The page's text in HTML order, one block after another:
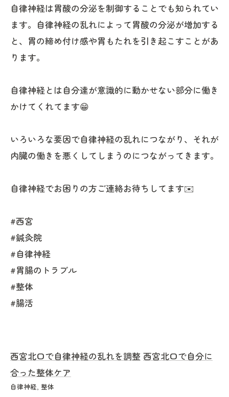
自律神経は胃酸の分泌を制御することでも知られてい
ます。自律神経の乱れによって胃酸の分泌が増加する
と、胃の締め付け感や胃もたれを引き起こすことがあ
ります。
自律神経とは自分達が意識的に動かせない部分に働き
かけてくれてます😁
いろいろな要因で自律神経の乱れにつながり、それが
内臓の働きを悪くしてしまうのにつながってきます。
自律神経でお困りの方ご連絡お待ちしてます✉️
#西宮
#鍼灸院
#自律神経
#胃腸のトラブル
#整体
#腸活
西宮北口で自律神経の乱れを調整 西宮北口で自分に
合った整体ケア
自律神経 整体